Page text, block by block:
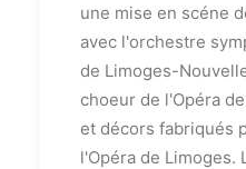
une mise en scéne
avec l'orchestre
de Limoges-
choeur de l'Opéra
et décors fabriqués
l'Opéra de Limoges.